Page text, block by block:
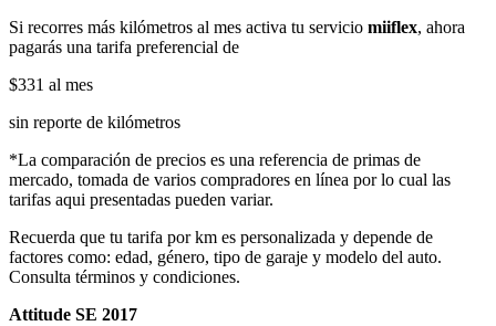
Si recorres más kilómetros al mes activa tu servicio miiflex, ahora
pagarás una tarifa preferencial de
$331 al mes
sin reporte de kilómetros
*La comparación de precios es una referencia de primas de
mercado, tomada de varios compradores en línea por lo cual las
tarifas aqui presentadas pueden variar.
Recuerda que tu tarifa por km es personalizada y depende de
factores como: edad, género, tipo de garaje y modelo del auto.
Consulta términos y condiciones.
Attitude SE 2017